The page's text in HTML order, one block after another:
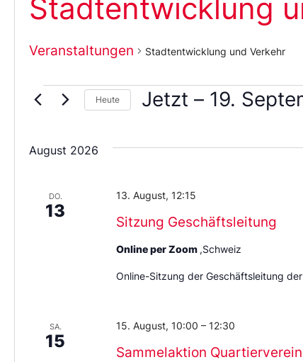
Stadtentwicklung
Veranstaltungen Stadtentwicklung und Verkehr
Heute Jetzt – 19.
das
August 2026
DO.
13
Sitzung Geschäftsleitung
13. August, 12:15
Online per Zoom ,Schweiz
Online-Sitzung der Geschäftsleitung der
SA.
15
Sammelaktion
15. August, 10:00 – 12:30